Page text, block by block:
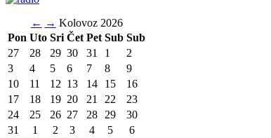
← → Kolovoz 2026
Pon Uto Sri Čet Pet Sub Sub
27
28 29 30 31 1
2
3
4 5 6 7 8
9
10
11 12 13 14 15
16
17
18 19 20 21 22
23
24
25 26 27 28 29
30
31
1 2 3 4 5
6